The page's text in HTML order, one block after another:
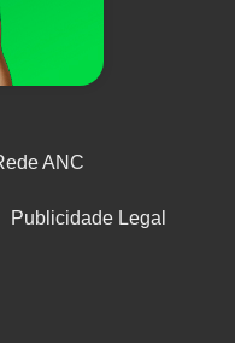
ANC
Publicidade Legal